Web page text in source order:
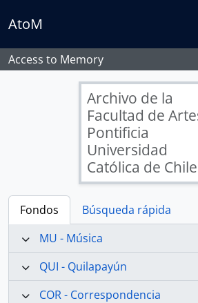
AtoM
Access to Memory
Archivo de la
Facultad de
Pontificia
Universidad
Católica de Chile
Fondos
Búsqueda rápida
MU - Música
QUI - Quilapayún
COR - Correspondencia